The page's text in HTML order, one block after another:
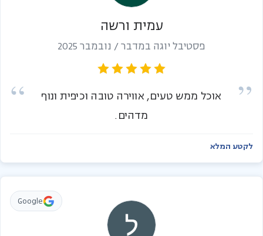
עמית ורשה
פסטיבל יוגה במדבר / נובמבר 2025
אוכל ממש טעים, אווירה טובה וכיפית ונוף
מדהים.
לקטע המלא
Google